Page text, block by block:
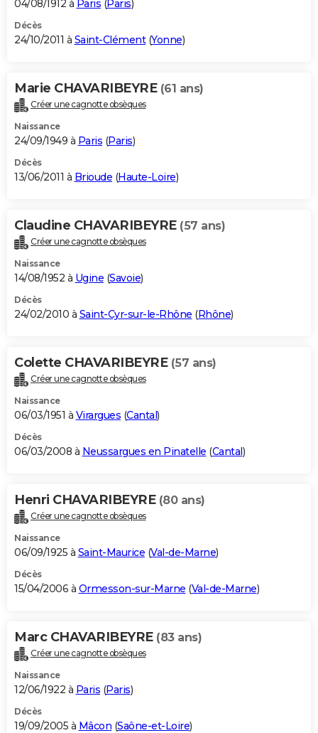
04/08/1912 à Paris (Paris)
Décès
24/10/2011 à Saint-Clément(Yonne)
Marie CHAVARIBEYRE (61 ans)
Créer une cagnotte obsèques
Naissance
24/09/1949 à Paris (Paris)
Décès
13/06/2011 à Brioude (Haute-Loire)
Claudine CHAVARIBEYRE (57 ans)
Créer une cagnotte obsèques
Naissance
14/08/1952 à Ugine (Savoie)
Décès
24/02/2010 à Saint-Cyr-sur-le-Rhône (Rhône)
Colette CHAVARIBEYRE (57 ans)
Créer une cagnotte obsèques
Naissance
06/03/1951 à Virargues (Cantal)
Décès
06/03/2008 à Neussargues en Pinatelle (Cantal)
Henri CHAVARIBEYRE (80 ans)
Créer une cagnotte obsèques
Naissance
06/09/1925 à Saint-Maurice (Val-de-Marne)
Décès
15/04/2006 à Ormesson-sur-Marne (Val-de-Marne)
Marc CHAVARIBEYRE (83 ans)
Créer une cagnotte obsèques
Naissance
12/06/1922 à Paris (Paris)
Décès
19/09/2005 à Mâcon (Saône-et-Loire)